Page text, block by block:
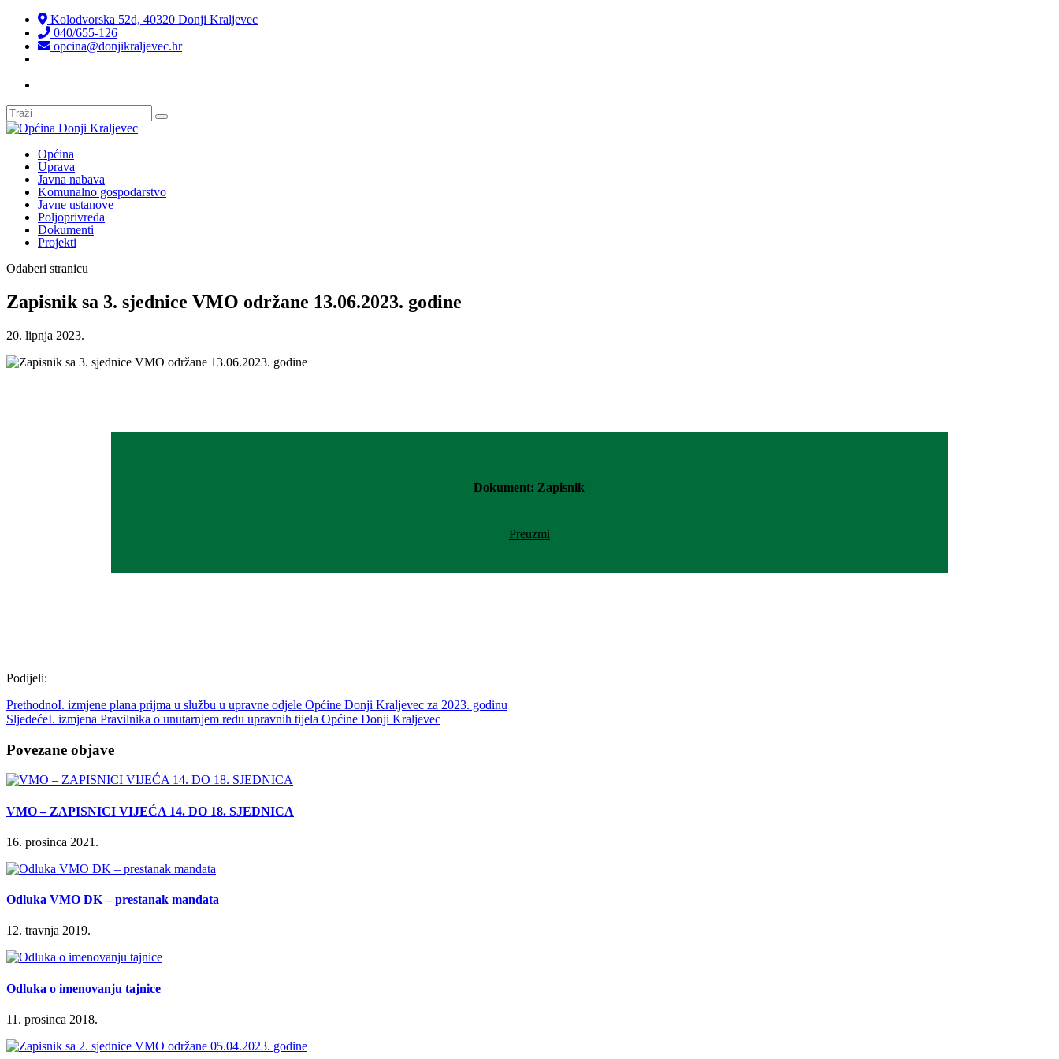
Kolodvorska 52d, 40320 Donji Kraljevec
040/655-126
opcina@donjikraljevec.hr
Općina
Uprava
Javna nabava
Komunalno gospodarstvo
Javne ustanove
Poljoprivreda
Dokumenti
Projekti
Odaberi stranicu
Zapisnik sa 3. sjednice VMO održane 13.06.2023. godine
20. lipnja 2023.
Dokument: Zapisnik
Preuzmi
Podijeli:
PrethodnoI. izmjene plana prijma u službu u upravne odjele Općine Donji Kraljevec za 2023. godinu
SljedećeI. izmjena Pravilnika o unutarnjem redu upravnih tijela Općine Donji Kraljevec
Povezane objave
VMO – ZAPISNICI VIJEĆA 14. DO 18. SJEDNICA
16. prosinca 2021.
Odluka VMO DK – prestanak mandata
12. travnja 2019.
Odluka o imenovanju tajnice
11. prosinca 2018.